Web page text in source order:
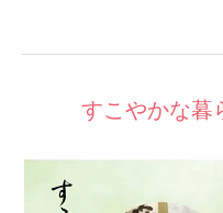
すこやかな